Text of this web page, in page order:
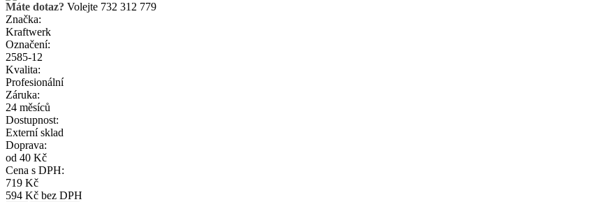
Máte dotaz? Volejte 732 312 779
Značka:
Kraftwerk
Označení:
2585-12
Kvalita:
Profesionální
Záruka:
24 měsíců
Dostupnost:
Externí sklad
Doprava:
od 40 Kč
Cena s DPH:
719 Kč
594 Kč bez DPH